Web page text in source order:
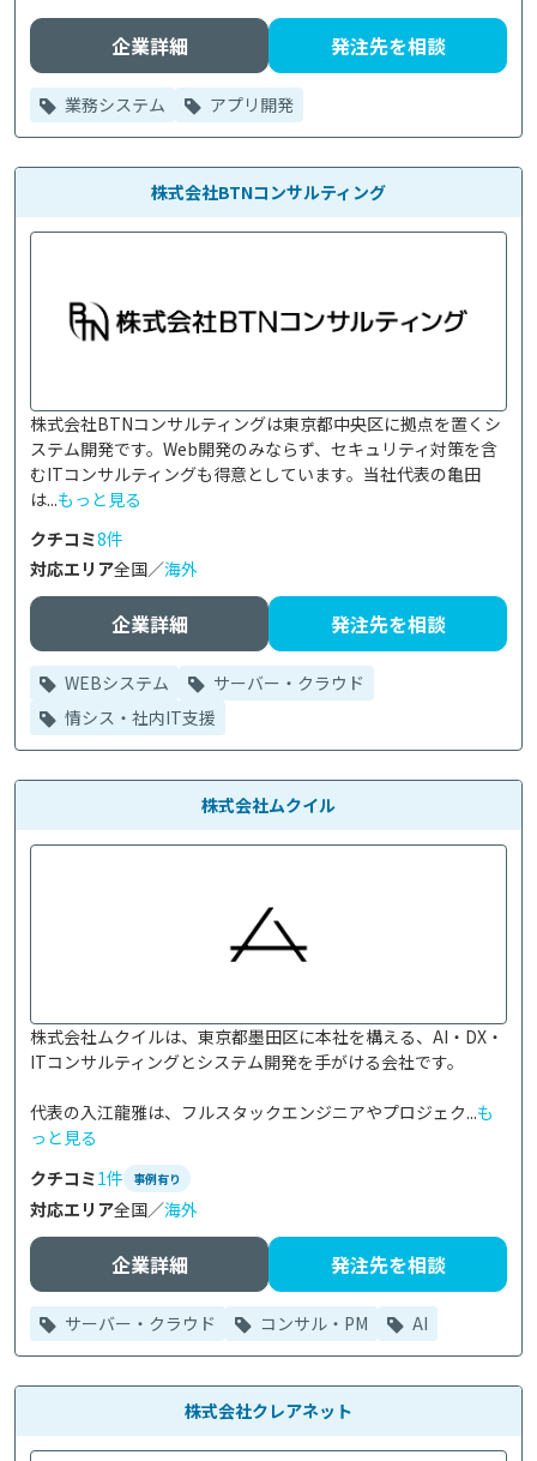
企業詳細 発注先を相談
業務システム アプリ開発
株式会社BTNコンサルティング
株式会社BTNコンサルティングは東京都中央区に拠点を置くシ
ステム開発です。Web開発のみならず、セキュリティ対策を含
むITコンサルティングも得意としています。当社代表の亀田
は...もっと見る
クチコミ8件
対応エリア全国／海外
企業詳細 発注先を相談
WEBシステム
サーバー・クラウド
情シス・社内IT支援
株式会社ムクイル
株式会社ムクイルは、東京都墨田区に本社を構える、AI・DX・
ITコンサルティングとシステム開発を手がける会社です。
代表の入江龍雅は、フルスタックエンジニアやプロジェク...も
っと見る
クチコミ1件 事例有り
対応エリア全国／海外
企業詳細 発注先を相談
サーバー・クラウド コンサル・PM AI
株式会社クレアネット